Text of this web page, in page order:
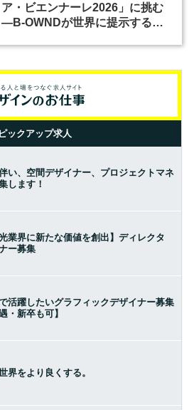
ア・ビエンナーレ2026」に挑む
―B-OWNDが世界に提示する美
ピックアップ求人
い、空間デザイナー、プロジェクトマネ
します！
業界に新たな価値を創出】ディレクタ
ー募集
活躍したいグラフィックデザイナー募集
・新卒も可】
界をより良くする。